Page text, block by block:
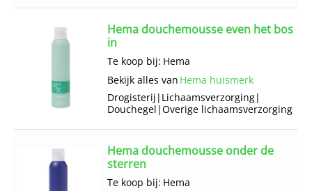
Hema douchemousse even het bos
in
Te koop bij: Hema
Bekijk alles van Hema huismerk
Drogisterij | Lichaams­verzorging|
Douchegel |Overige lichaams­verzorging
Hema douchemousse onder de
sterren
Te koop bij: Hema